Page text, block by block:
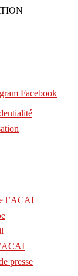
Facebook
l’ACAI
presse